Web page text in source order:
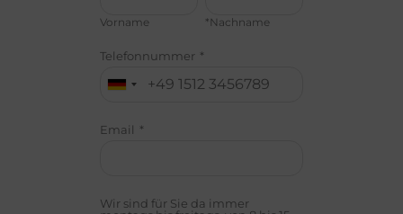
Vorname *Nachname
Telefonnummer *
Email *
Wir sind für Sie da immer